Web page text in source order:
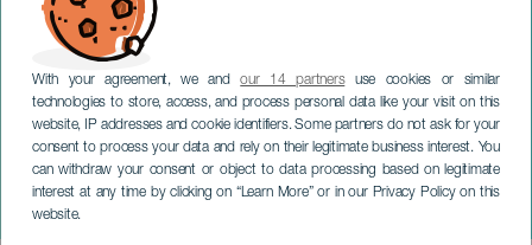
With your agreement, we andour 14 partnersuse cookies or similar
technologies to store, access, and process personal data like your visit on this
website, IP addresses and cookie identifiers. Some partners do not ask for your
consent to process your data and rely on their legitimate business interest. You
can withdraw your consent or object to data processing based on legitimate
interest at any time by clicking on “Learn More” or in our Privacy Policy on this
website.Riki Rivera im Konzert
GRAN CANARIA